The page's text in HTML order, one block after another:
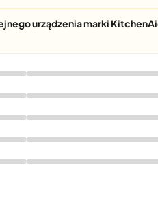
urządzenia marki